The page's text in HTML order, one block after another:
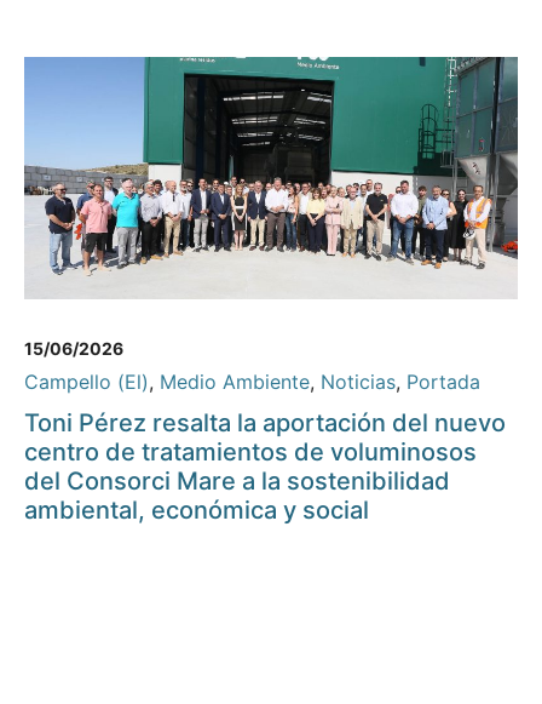
15/06/2026
Campello (El), Medio Ambiente, Noticias, Portada
Toni Pérez resalta la aportación del nuevo
centro de tratamientos de voluminosos
del Consorci Mare a la sostenibilidad
ambiental, económica y social